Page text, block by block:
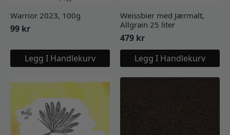
Warrior 2023, 100g
99 kr
Legg I Handlekurv
Weissbier med Jærmalt,
Allgrain 25 liter
479 kr
Legg I Handlekurv